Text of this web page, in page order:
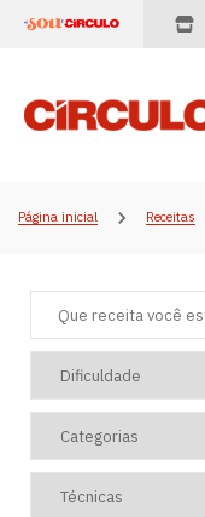
Página inicial Receitas